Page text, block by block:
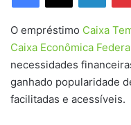
O empréstimo Caixa
Caixa Econômica
necessidades
ganhado popularidade
facilitadas e acessíveis.